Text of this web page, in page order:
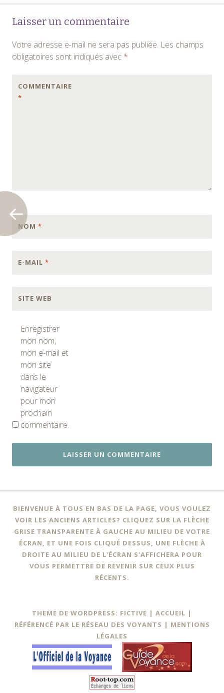
Navigation
des
articles
Laisser un commentaire
Votre adresse e-mail ne sera pas publiée. Les champs
obligatoires sont indiqués avec *
COMMENTAIRE
*
NOM *
E-MAIL *
SITE WEB
Enregistrer
mon nom,
mon e-mail et
mon site
dans le
navigateur
pour mon
prochain
commentaire.
BIENVENUE À TOUS EN BAS DE LA PAGE, VOUS VOULEZ
VOIR LES ANCIENS ARTICLES? CLIQUEZ SUR LA FLÈCHE
GRISE TRANSPARENTE À GAUCHE AU MILIEU DE VOTRE
ÉCRAN, ET UNE FOIS CLIQUÉ DESSUS, UNE FLÈCHE À
DROITE AU MILIEU DE L'ÉCRAN S'AFFICHERA POUR
VOUS PERMETTRE DE REVENIR SUR CEUX PLUS
RÉCENTS.
THEME DE WORDPRESS: FICTIVE | ACCUEIL |
RÉFÉRENCÉ PAR LE RÉSEAU DES VOYANTS | MENTIONS
LÉGALES